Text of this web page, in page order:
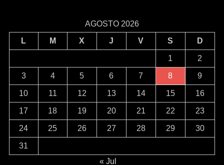
AGOSTO 2026
L
M X J V S D
1 2
3 4 5 6 7 8 9
10 11 12 13 14 15 16
17 18 19 20 21 22 23
24 25 26 27 28 29 30
31
« Jul